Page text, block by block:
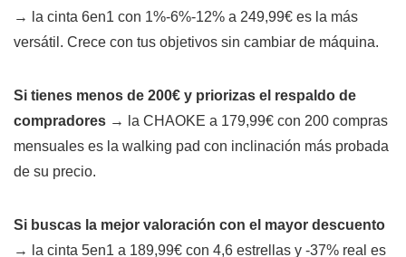
→ la cinta 6en1 con 1%-6%-12% a 249,99€ es la más
versátil. Crece con tus objetivos sin cambiar de máquina.
Si tienes menos de 200€ y priorizas el respaldo de
compradores → la CHAOKE a 179,99€ con 200 compras
mensuales es la walking pad con inclinación más probada
de su precio.
Si buscas la mejor valoración con el mayor descuento
→ la cinta 5en1 a 189,99€ con 4,6 estrellas y -37% real es